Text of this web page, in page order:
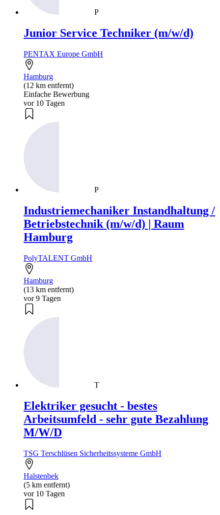
P
Junior Service Techniker (m/w/d)
PENTAX Europe GmbH
Hamburg
(12 km entfernt)
Einfache Bewerbung
vor 10 Tagen
P
Industriemechaniker Instandhaltung /
Betriebstechnik (m/w/d) | Raum
Hamburg
PolyTALENT GmbH
Hamburg
(13 km entfernt)
vor 9 Tagen
T
Elektriker gesucht - bestes
Arbeitsumfeld - sehr gute Bezahlung
M/W/D
TSG Terschlüsen Sicherheitssysteme GmbH
Halstenbek
(5 km entfernt)
vor 10 Tagen